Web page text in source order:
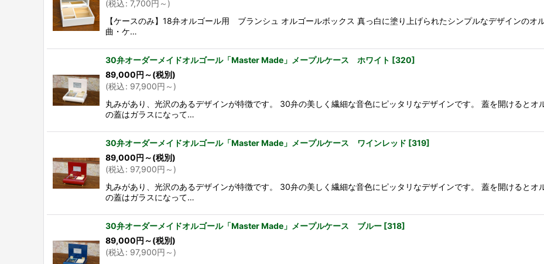
(税込: 7,700円 ～ )
【ケースのみ】18弁オルゴール用 ブランシュ オルゴールボックス 真っ白に塗り上げられたシンプルなデザインのオ
曲・ケ…
30弁オーダーメイドオルゴール「Master Made」メープルケース ホワイト [320]
89,000円 ～(税別)
(税込: 97,900円 ～ )
丸みがあり、光沢のあるデザインが特徴です。 30弁の美しく繊細な音色にピッタリなデザインです。 蓋を開けると
の蓋はガラスになって…
30弁オーダーメイドオルゴール「Master Made」メープルケース ワインレッド [319]
89,000円 ～(税別)
(税込: 97,900円 ～ )
丸みがあり、光沢のあるデザインが特徴です。 30弁の美しく繊細な音色にピッタリなデザインです。 蓋を開けると
の蓋はガラスになって…
30弁オーダーメイドオルゴール「Master Made」メープルケース ブルー [318]
89,000円 ～(税別)
(税込: 97,900円 ～ )